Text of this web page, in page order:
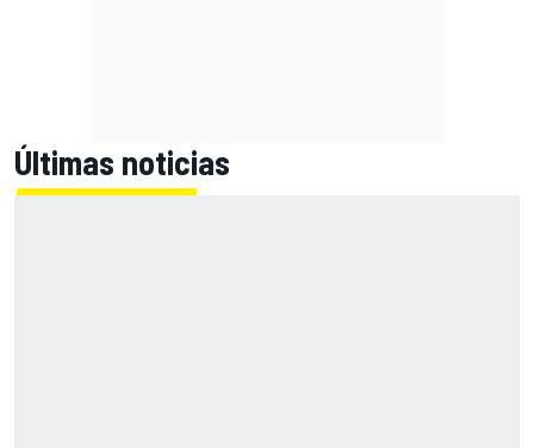
Últimas noticias